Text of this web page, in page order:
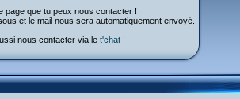
page que tu peux nous contacter !
et le mail nous sera automatiquement envoyé.
nous contacter via le t'chat !